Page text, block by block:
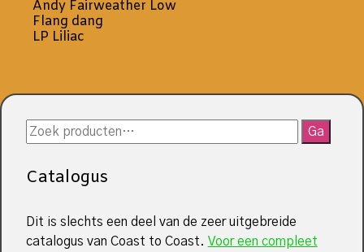
Andy Fairweather Low
Flang dang
LP Liliac
Zoeken
naar:
Ga
Catalogus
Dit is slechts een deel van de zeer uitgebreide
catalogus van Coast to Coast. Voor een compleet